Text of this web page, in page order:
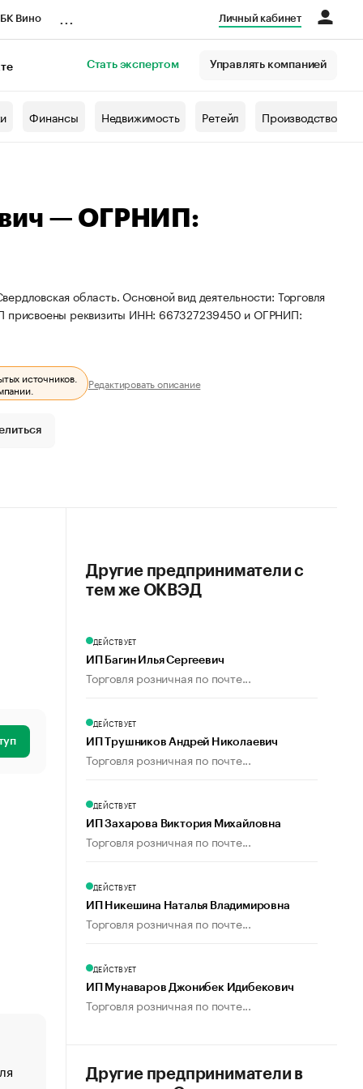
Вино Личный кабинет
Стать экспертом Управлять компанией
Финансы Недвижимость Ретейл Производство
— ОГРНИП:
область. Основной вид деятельности: Торговля
присвоены реквизиты ИНН: 667327239450 и ОГРНИП:
источников. Редактировать описание
«От спорта тело стареет иначе». Как живет глава
Другие предприниматели с
тем же ОКВЭД
ДЕЙСТВУЕТ
ИП Багин Илья Сергеевич
Торговля розничная по почте...
ДЕЙСТВУЕТ
ИП Трушников Андрей Николаевич
Торговля розничная по почте...
ДЕЙСТВУЕТ
ИП Захарова Виктория Михайловна
Торговля розничная по почте...
ДЕЙСТВУЕТ
ИП Никешина Наталья Владимировна
Торговля розничная по почте...
ДЕЙСТВУЕТ
ИП Мунаваров Джонибек Идибекович
Торговля розничная по почте...
Другие предприниматели в